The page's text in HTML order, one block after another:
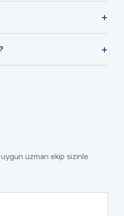
uygun uzman ekip sizinle